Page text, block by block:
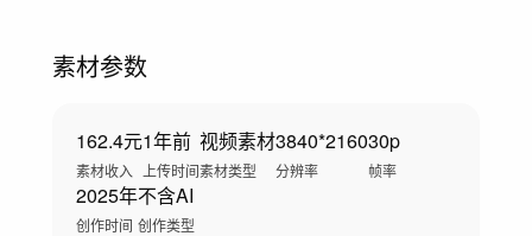
素材参数
162.4元
素材收入
1年前
上传时间
视频素材
素材类型
3840*2160
分辨率
30p
帧率
2025年
创作时间
不含AI
创作类型